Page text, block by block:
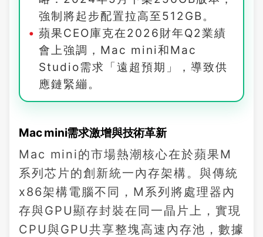
強制將起步配置拉高至512GB。
蘋果CEO庫克在2026財年Q2業績
會上強調，Mac mini和Mac
Studio需求「遠超預期」，導致供
應鏈緊繃。
Mac mini需求激增與技術革新
Mac mini的市場熱潮核心在於蘋果M
系列芯片的創新統一內存架構。與傳統
x86架構電腦不同，M系列將處理器內
存與GPU顯存封裝在同一晶片上，實現
CPU與GPU共享整塊高速內存池，數據